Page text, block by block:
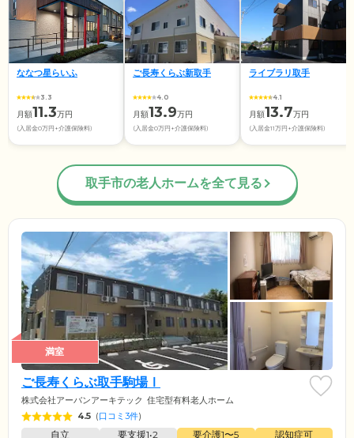
ななつ星らいふ
3.3
月額11.3万円
(入居金0万円+介護保険料)
ご長寿くらぶ新取手
4.0
月額13.9万円
(入居金0万円+介護保険料)
ライブラリ取手
4.1
月額13.7万円
(入居金11万円+介護保険料)
取手市の老人ホームを全て見る
満室
ご長寿くらぶ取手駒場Ⅰ
株式会社アーバンアーキテック 住宅型有料老人ホーム
4.5 (口コミ3件)
自立 要支援1•2 要介護1〜5
認知症可